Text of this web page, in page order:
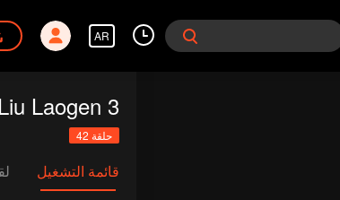
AR
Liu Laogen 3
حلقة 42
قائمة التشغيل